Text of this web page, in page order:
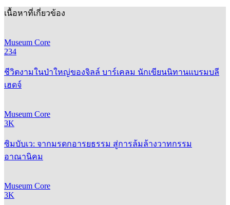
เนื้อหาที่เกี่ยวข้อง
Museum Core
234
ชีวิตงามในป่าใหญ่ของจิลล์ บาร์เคลม นักเขียนนิทานแบรมบลี
เฮดจ์
Museum Core
3K
ซิมบับเว: จากมรดกอารยธรรม สู่การล้มล้างวาทกรรม
อาณานิคม
Museum Core
3K